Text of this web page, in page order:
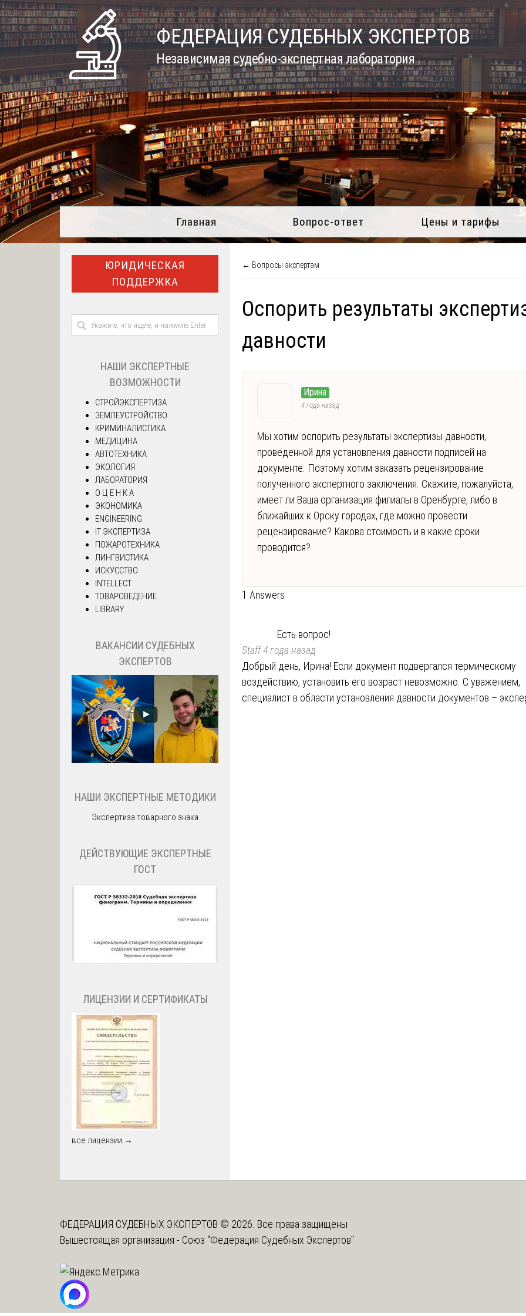
Skip
to
content
ФЕДЕРАЦИЯ СУДЕБНЫХ ЭКСПЕРТОВ
Независимая судебно-экспертная лаборатория
Главная Вопрос-ответ Цены и тарифы
← Вопросы экспертам
Оспорить результаты
давности
Ирина
4 года назад
Мы хотим оспорить результаты экспертизы давности,
проведенной для установления давности подписей на
документе. Поэтому хотим заказать рецензирование
полученного экспертного заключения. Скажите, пожалуйста,
имеет ли Ваша организация филиалы в Оренбурге, либо в
ближайших к Орску городах, где можно провести
рецензирование? Какова стоимость и в какие сроки
проводится?
1 Answers
Есть вопрос!
Staff4 года назад
Добрый день, Ирина! Если документ подвергался термическому
воздействию, установить его возраст невозможно. С уважением,
специалист в области установления давности документов –
ЮРИДИЧЕСКАЯ
ПОДДЕРЖКА
НАШИ ЭКСПЕРТНЫЕ
ВОЗМОЖНОСТИ
СТРОЙЭКСПЕРТИЗА
ЗЕМЛЕУСТРОЙСТВО
КРИМИНАЛИСТИКА
МЕДИЦИНА
АВТОТЕХНИКА
ЭКОЛОГИЯ
ЛАБОРАТОРИЯ
О Ц Е Н К А
ЭКОНОМИКА
ENGINEERING
IT ЭКСПЕРТИЗА
ПОЖАРОТЕХНИКА
ЛИНГВИСТИКА
ИСКУССТВО
INTELLECT
ТОВАРОВЕДЕНИЕ
LIBRARY
ВАКАНСИИ СУДЕБНЫХ
ЭКСПЕРТОВ
НАШИ ЭКСПЕРТНЫЕ МЕТОДИКИ
Экспертиза товарного знака
ДЕЙСТВУЮЩИЕ ЭКСПЕРТНЫЕ
ГОСТ
ЛИЦЕНЗИИ И СЕРТИФИКАТЫ
все лицензии →
ФЕДЕРАЦИЯ СУДЕБНЫХ ЭКСПЕРТОВ © 2026. Все права защищены
Вышестоящая организация - Союз "Федерация Судебных Экспертов"